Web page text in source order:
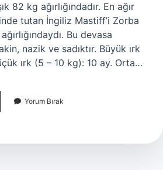
82 kg ağırlığındadır. En ağır
tutan İngiliz Mastiff’i Zorba
Bu devasa
nazik ve sadıktır. Büyük ırk
ırk (5 – 10 kg): 10 ay. Orta…
Yorum Bırak